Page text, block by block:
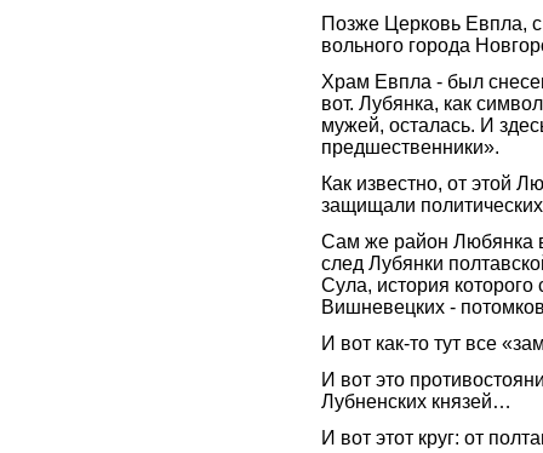
Позже Церковь Евпла,
вольного города
Храм Евпла - был
вот. Лубянка, как
мужей, осталась. И
предшественники».
Как известно, от этой
защищали
Сам же район Любянка
след Лубянки
Сула, история
Вишневецких -
И вот как-то тут все
И вот это
Лубненских князей…
И вот этот круг: от